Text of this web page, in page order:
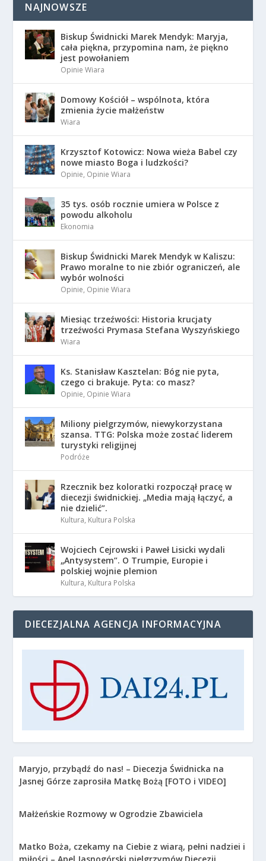
NAJNOWSZE
Biskup Świdnicki Marek Mendyk: Maryja,
cała piękna, przypomina nam, że piękno
jest powołaniem
Opinie Wiara
Domowy Kościół – wspólnota, która
zmienia życie małżeństw
Wiara
Krzysztof Kotowicz: Nowa wieża Babel czy
nowe miasto Boga i ludzkości?
Opinie, Opinie Wiara
35 tys. osób rocznie umiera w Polsce z
powodu alkoholu
Ekonomia
Biskup Świdnicki Marek Mendyk w Kaliszu:
Prawo moralne to nie zbiór ograniczeń, ale
wybór wolności
Opinie, Opinie Wiara
Miesiąc trzeźwości: Historia krucjaty
trzeźwości Prymasa Stefana Wyszyńskiego
Wiara
Ks. Stanisław Kasztelan: Bóg nie pyta,
czego ci brakuje. Pyta: co masz?
Opinie, Opinie Wiara
Miliony pielgrzymów, niewykorzystana
szansa. TTG: Polska może zostać liderem
turystyki religijnej
Podróże
Rzecznik bez koloratki rozpoczął pracę w
diecezji świdnickiej. „Media mają łączyć, a
nie dzielić”.
Kultura, Kultura Polska
Wojciech Cejrowski i Paweł Lisicki wydali
„Antysystem”. O Trumpie, Europie i
polskiej wojnie plemion
Kultura, Kultura Polska
DIECEZJALNA AGENCJA INFORMACYJNA
Maryjo, przybądź do nas! – Diecezja Świdnicka na
Jasnej Górze zaprosiła Matkę Bożą [FOTO i VIDEO]
Małżeńskie Rozmowy w Ogrodzie Zbawiciela
Matko Boża, czekamy na Ciebie z wiarą, pełni nadziei i